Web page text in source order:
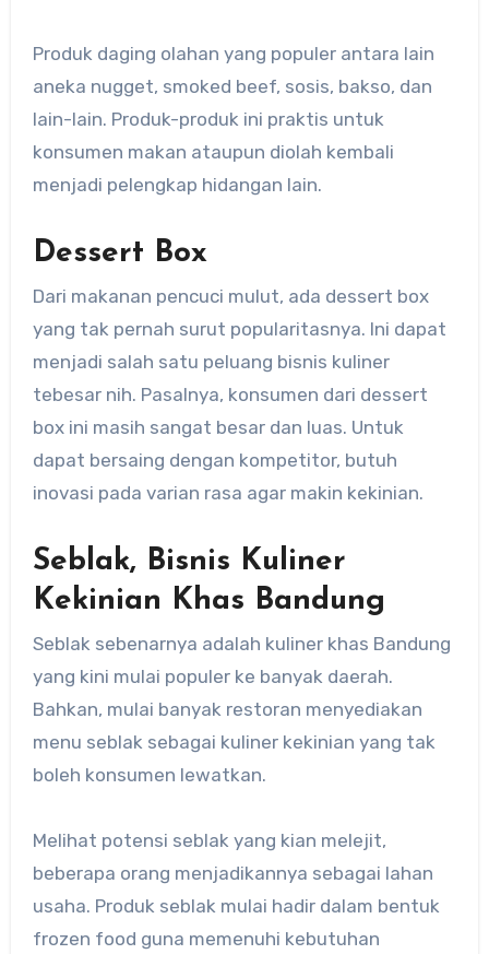
Produk daging olahan yang populer antara lain
aneka nugget, smoked beef, sosis, bakso, dan
lain-lain. Produk-produk ini praktis untuk
konsumen makan ataupun diolah kembali
menjadi pelengkap hidangan lain.
Dessert Box
Dari makanan pencuci mulut, ada dessert box
yang tak pernah surut popularitasnya. Ini dapat
menjadi salah satu peluang bisnis kuliner
tebesar nih. Pasalnya, konsumen dari dessert
box ini masih sangat besar dan luas. Untuk
dapat bersaing dengan kompetitor, butuh
inovasi pada varian rasa agar makin kekinian.
Seblak, Bisnis Kuliner
Kekinian Khas Bandung
Seblak sebenarnya adalah kuliner khas Bandung
yang kini mulai populer ke banyak daerah.
Bahkan, mulai banyak restoran menyediakan
menu seblak sebagai kuliner kekinian yang tak
boleh konsumen lewatkan.
Melihat potensi seblak yang kian melejit,
beberapa orang menjadikannya sebagai lahan
usaha. Produk seblak mulai hadir dalam bentuk
frozen food guna memenuhi kebutuhan